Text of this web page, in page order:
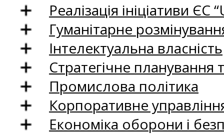
Реалізація ініціативи ЄС
Гуманітарне
Інтелектуальна власність
Стратегічне
Промислова політика
Корпоративне
Економіка оборони і